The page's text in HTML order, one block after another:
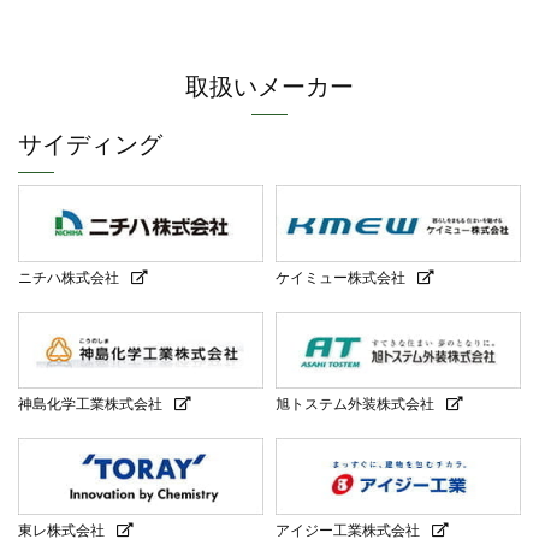
取扱いメーカー
サイディング
ニチハ株式会社 ケイミュー株式会社
神島化学工業株式会社 旭トステム外装株式会社
東レ株式会社 アイジー工業株式会社